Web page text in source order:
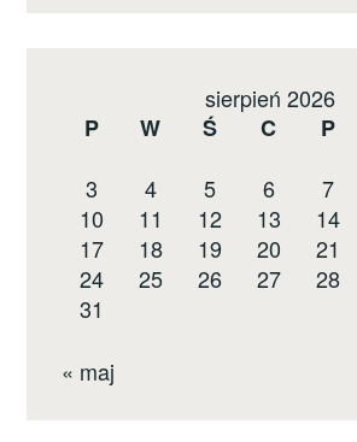
sierpień 2026
P
W Ś C P
3
4 5 6 7
10
11 12 13 14
17
18 19 20 21
24
25 26 27 28
31
« maj